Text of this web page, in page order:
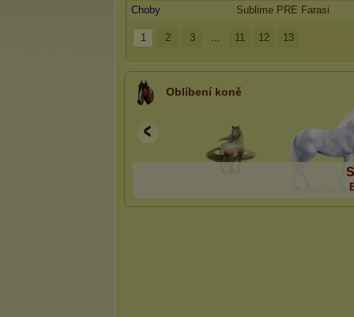
Choby
Sublime PRE Farasi
1 2 3 ... 11 12 13
Oblíbení koně